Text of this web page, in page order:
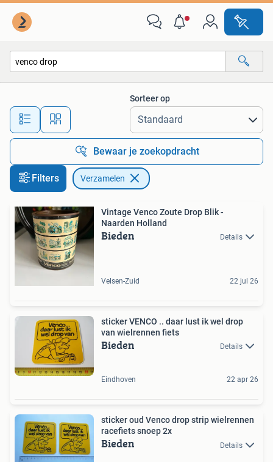
Alle afstanden…
Sorteer op
Bewaar je zoekopdracht
Filters Verzamelen
Vintage Venco Zoute Drop Blik -
Naarden Holland
Bieden Details
Velsen-Zuid 22 jul 26
sticker VENCO .. daar lust ik wel drop
van wielrennen fiets
Bieden Details
Eindhoven 22 apr 26
sticker oud Venco drop strip wielrennen
racefiets snoep 2x
Bieden Details